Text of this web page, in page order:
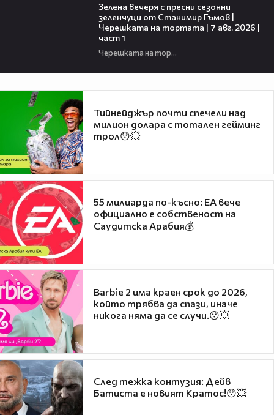
Зелена вечеря с пресни сезонни
зеленчуци от Станимир Гъмов |
Черешката на тортата | 7 авг. 2026 |
част 1
Черешката на тортата
Тийнейджър почти спечели над
милион долара с тотален гейминг
трол😯💥
55 милиарда по-късно: EA вече
официално е собственост на
Саудитска Арабия💰
Barbie 2 има краен срок до 2026,
който трябва да спази, иначе
никога няма да се случи.😯💥
След тежка контузия: Дейв
Батиста е новият Кратос!😯💥